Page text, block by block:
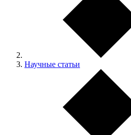
Научные статьи